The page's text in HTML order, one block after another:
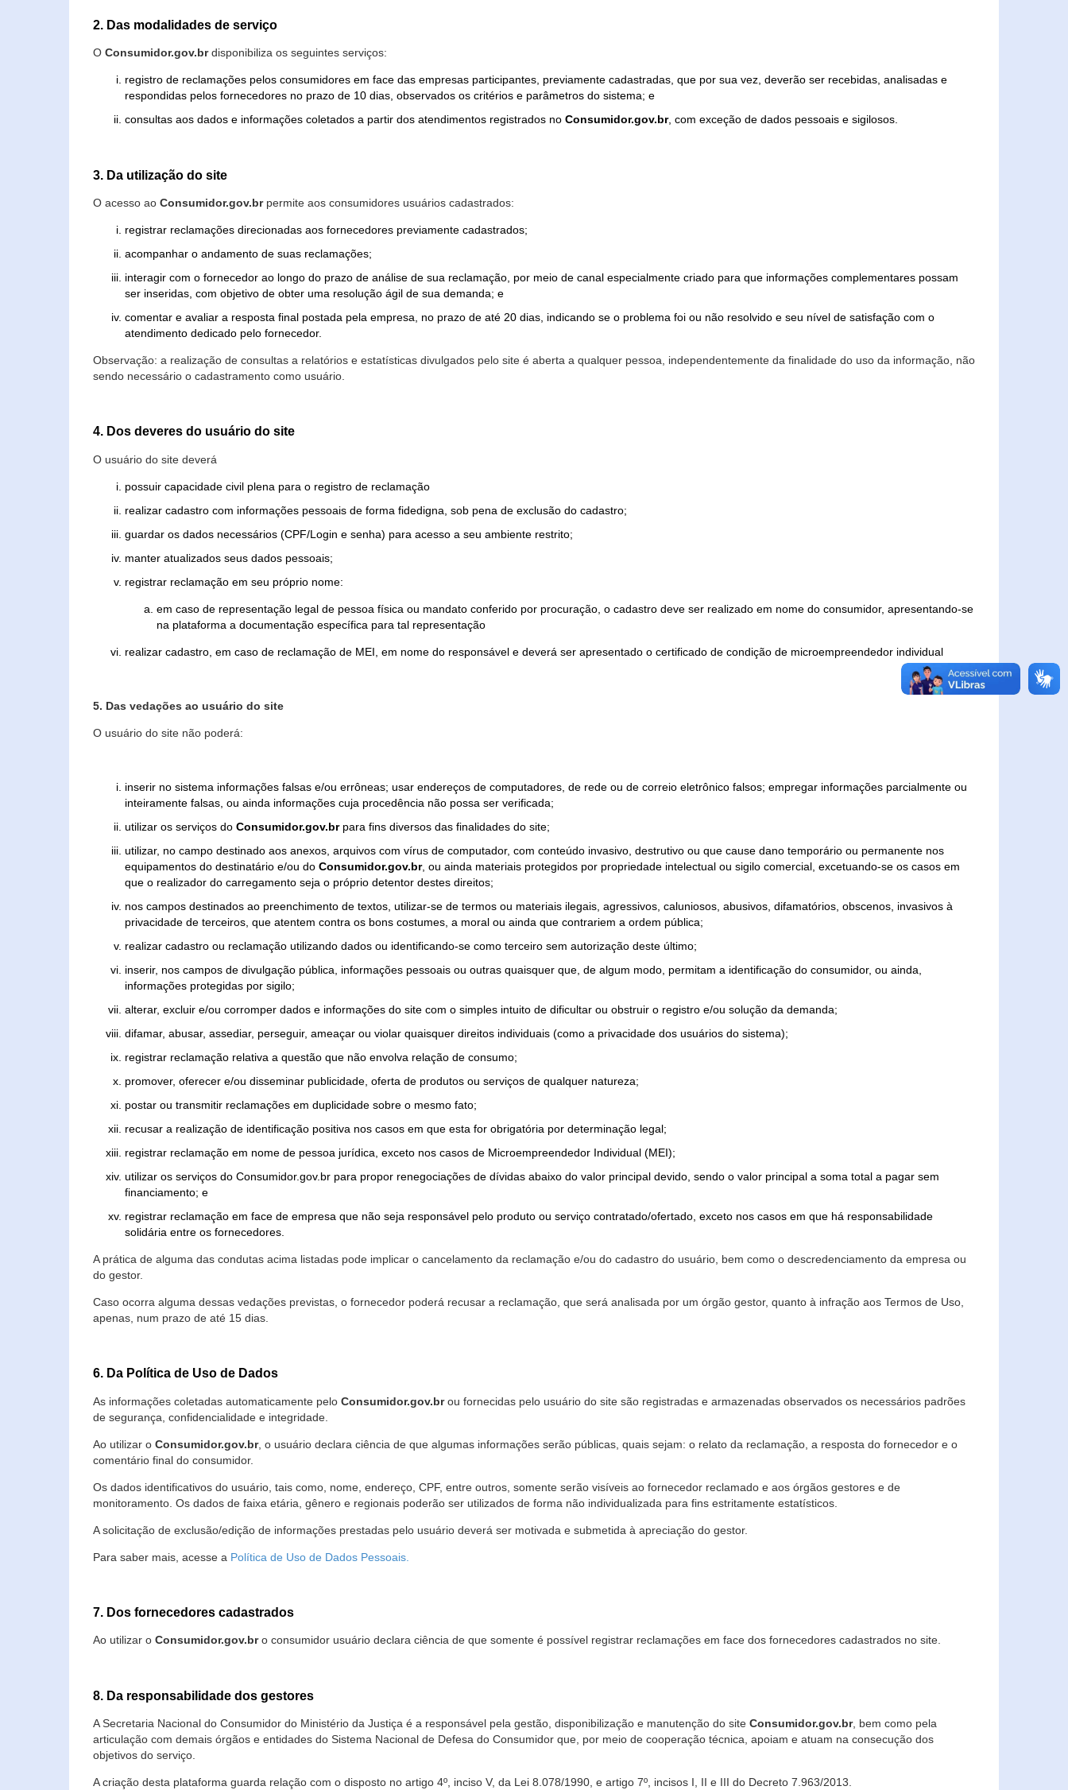
2. Das modalidades de serviço
O Consumidor.gov.brdisponibiliza os seguintes serviços:
registro de reclamações pelos consumidores em face das empresas participantes, previamente cadastradas, que por sua vez, deverão ser recebidas, analisadas e
respondidas pelos fornecedores no prazo de 10 dias, observados os critérios e parâmetros do sistema; e
consultas aos dados e informações coletados a partir dos atendimentos registrados no Consumidor.gov.br, com exceção de dados pessoais e sigilosos.
3. Da utilização do site
O acesso ao Consumidor.gov.brpermite aos consumidores usuários cadastrados:
registrar reclamações direcionadas aos fornecedores previamente cadastrados;
acompanhar o andamento de suas reclamações;
interagir com o fornecedor ao longo do prazo de análise de sua reclamação, por meio de canal especialmente criado para que informações complementares possam
ser inseridas, com objetivo de obter uma resolução ágil de sua demanda; e
comentar e avaliar a resposta final postada pela empresa, no prazo de até 20 dias, indicando se o problema foi ou não resolvido e seu nível de satisfação com o
atendimento dedicado pelo fornecedor.
Observação: a realização de consultas a relatórios e estatísticas divulgados pelo site é aberta a qualquer pessoa, independentemente da finalidade do uso da informação, não
sendo necessário o cadastramento como usuário.
4. Dos deveres do usuário do site
O usuário do site deverá
possuir capacidade civil plena para o registro de reclamação
realizar cadastro com informações pessoais de forma fidedigna, sob pena de exclusão do cadastro;
guardar os dados necessários (CPF/Login e senha) para acesso a seu ambiente restrito;
manter atualizados seus dados pessoais;
registrar reclamação em seu próprio nome:
em caso de representação legal de pessoa física ou mandato conferido por procuração, o cadastro deve ser realizado em nome do consumidor, apresentando-se
na plataforma a documentação específica para tal representação
realizar cadastro, em caso de reclamação de MEI, em nome do responsável e deverá ser apresentado o certificado de condição de microempreendedor individual
5. Das vedações ao usuário do site
O usuário do site não poderá:
inserir no sistema informações falsas e/ou errôneas; usar endereços de computadores, de rede ou de correio eletrônico falsos; empregar informações parcialmente ou
inteiramente falsas, ou ainda informações cuja procedência não possa ser verificada;
utilizar os serviços do Consumidor.gov.brpara fins diversos das finalidades do site;
utilizar, no campo destinado aos anexos, arquivos com vírus de computador, com conteúdo invasivo, destrutivo ou que cause dano temporário ou permanente nos
equipamentos do destinatário e/ou do Consumidor.gov.br, ou ainda materiais protegidos por propriedade intelectual ou sigilo comercial, excetuando-se os casos em
que o realizador do carregamento seja o próprio detentor destes direitos;
nos campos destinados ao preenchimento de textos, utilizar-se de termos ou materiais ilegais, agressivos, caluniosos, abusivos, difamatórios, obscenos, invasivos à
privacidade de terceiros, que atentem contra os bons costumes, a moral ou ainda que contrariem a ordem pública;
realizar cadastro ou reclamação utilizando dados ou identificando-se como terceiro sem autorização deste último;
inserir, nos campos de divulgação pública, informações pessoais ou outras quaisquer que, de algum modo, permitam a identificação do consumidor, ou ainda,
informações protegidas por sigilo;
alterar, excluir e/ou corromper dados e informações do site com o simples intuito de dificultar ou obstruir o registro e/ou solução da demanda;
difamar, abusar, assediar, perseguir, ameaçar ou violar quaisquer direitos individuais (como a privacidade dos usuários do sistema);
registrar reclamação relativa a questão que não envolva relação de consumo;
promover, oferecer e/ou disseminar publicidade, oferta de produtos ou serviços de qualquer natureza;
postar ou transmitir reclamações em duplicidade sobre o mesmo fato;
recusar a realização de identificação positiva nos casos em que esta for obrigatória por determinação legal;
registrar reclamação em nome de pessoa jurídica, exceto nos casos de Microempreendedor Individual (MEI);
utilizar os serviços do Consumidor.gov.br para propor renegociações de dívidas abaixo do valor principal devido, sendo o valor principal a soma total a pagar sem
financiamento; e
registrar reclamação em face de empresa que não seja responsável pelo produto ou serviço contratado/ofertado, exceto nos casos em que há responsabilidade
solidária entre os fornecedores.
A prática de alguma das condutas acima listadas pode implicar o cancelamento da reclamação e/ou do cadastro do usuário, bem como o descredenciamento da empresa ou
do gestor.
Caso ocorra alguma dessas vedações previstas, o fornecedor poderá recusar a reclamação, que será analisada por um órgão gestor, quanto à infração aos Termos de Uso,
apenas, num prazo de até 15 dias.
6. Da Política de Uso de Dados
As informações coletadas automaticamente pelo Consumidor.gov.brou fornecidas pelo usuário do site são registradas e armazenadas observados os necessários padrões
de segurança, confidencialidade e integridade.
Ao utilizar o Consumidor.gov.br, o usuário declara ciência de que algumas informações serão públicas, quais sejam: o relato da reclamação, a resposta do fornecedor e o
comentário final do consumidor.
Os dados identificativos do usuário, tais como, nome, endereço, CPF, entre outros, somente serão visíveis ao fornecedor reclamado e aos órgãos gestores e de
monitoramento. Os dados de faixa etária, gênero e regionais poderão ser utilizados de forma não individualizada para fins estritamente estatísticos.
A solicitação de exclusão/edição de informações prestadas pelo usuário deverá ser motivada e submetida à apreciação do gestor.
Para saber mais, acesse a Política de Uso de Dados Pessoais.
7. Dos fornecedores cadastrados
Ao utilizar o Consumidor.gov.bro consumidor usuário declara ciência de que somente é possível registrar reclamações em face dos fornecedores cadastrados no site.
8. Da responsabilidade dos gestores
A Secretaria Nacional do Consumidor do Ministério da Justiça é a responsável pela gestão, disponibilização e manutenção do site Consumidor.gov.br, bem como pela
articulação com demais órgãos e entidades do Sistema Nacional de Defesa do Consumidor que, por meio de cooperação técnica, apoiam e atuam na consecução dos
objetivos do serviço.
A criação desta plataforma guarda relação com o disposto no artigo 4º, inciso V, da Lei 8.078/1990, e artigo 7º, incisos I, II e III do Decreto 7.963/2013.